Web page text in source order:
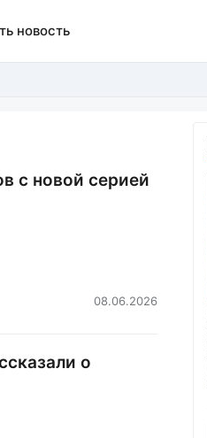
новость
с новой серией
08.06.2026
о